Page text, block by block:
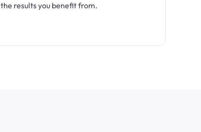
the results you benefit from.